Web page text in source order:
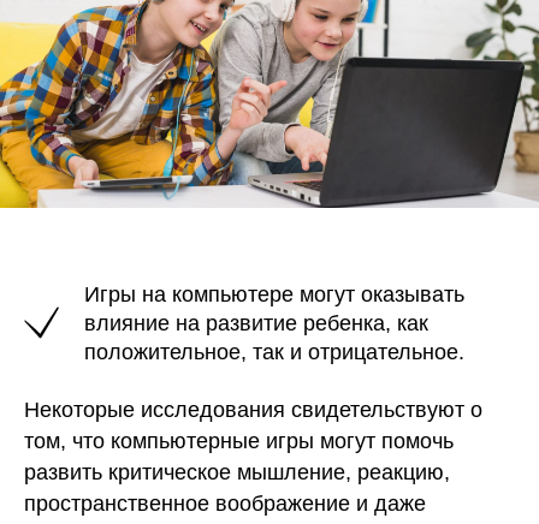
Игры на компьютере могут оказывать
влияние на развитие ребенка, как
положительное, так и отрицательное.
Некоторые исследования свидетельствуют о
том, что компьютерные игры могут помочь
развить критическое мышление, реакцию,
пространственное воображение и даже
Остались вопросы?
Свяжитесь с нами